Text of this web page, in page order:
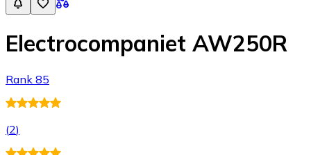
Electrocompaniet AW250R
Rank 85
(2)